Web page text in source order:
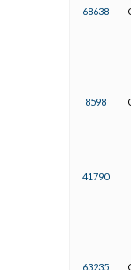
68638
8598
41790
63235